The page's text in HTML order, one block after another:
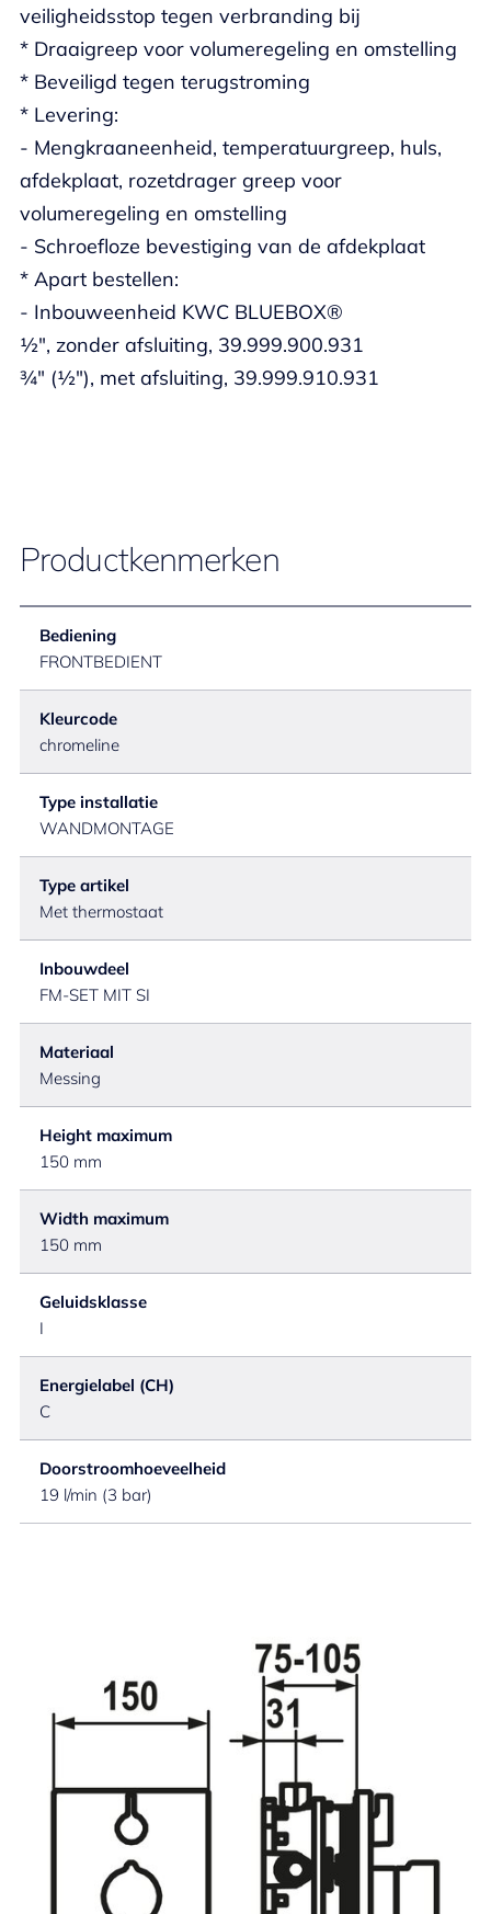
veiligheidsstop tegen verbranding bij
* Draaigreep voor volumeregeling en omstelling
* Beveiligd tegen terugstroming
* Levering:
- Mengkraaneenheid, temperatuurgreep, huls,
afdekplaat, rozetdrager greep voor
volumeregeling en omstelling
- Schroefloze bevestiging van de afdekplaat
* Apart bestellen:
- Inbouweenheid KWC BLUEBOX®
½", zonder afsluiting, 39.999.900.931
¾" (½"), met afsluiting, 39.999.910.931
Productkenmerken
Bediening
FRONTBEDIENT
Kleurcode
chromeline
Type installatie
WANDMONTAGE
Type artikel
Met thermostaat
Inbouwdeel
FM-SET MIT SI
Materiaal
Messing
Height maximum
150 mm
Width maximum
150 mm
Geluidsklasse
I
Energielabel (CH)
C
Doorstroomhoeveelheid
19 l/min (3 bar)